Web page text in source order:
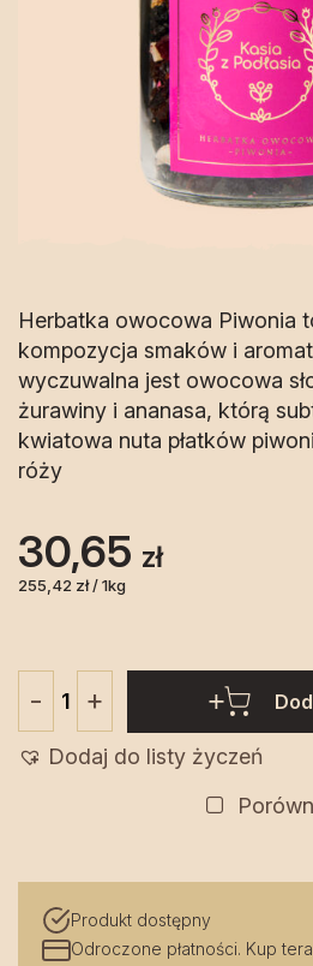
Herbatka owocowa Piwonia
kompozycja smaków i
wyczuwalna jest owocowa
żurawiny i ananasa, którą
kwiatowa nuta płatków
róży
30,65 zł
255,42 zł / 1kg
-
Herbatka
owocowa
Kasia
+
Dodaj do listy życzeń
Produkt dostępny
Odroczone płatności. Kup